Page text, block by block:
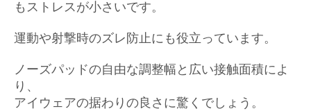
もストレスが小さいです。
運動や射撃時のズレ防止にも役立っています。
ノーズパッドの自由な調整幅と広い接触面積によ
り、
アイウェアの据わりの良さに驚くでしょう。